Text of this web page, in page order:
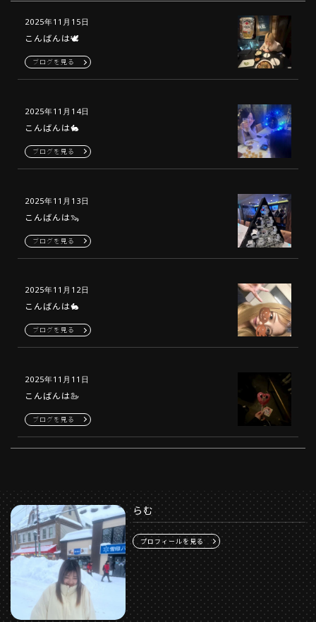
2025年11月15日
こんばんは🕊️
ブログを見る
2025年11月14日
こんばんは🐇
ブログを見る
2025年11月13日
こんばんは🦦
ブログを見る
2025年11月12日
こんばんは🐇
ブログを見る
2025年11月11日
こんばんは🦢
ブログを見る
らむ
プロフィールを見る